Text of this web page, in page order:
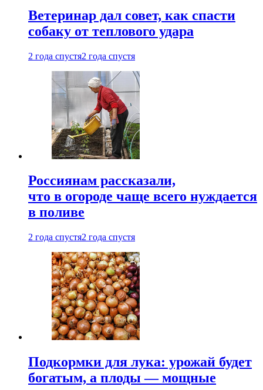
Ветеринар дал совет, как спасти
собаку от теплового удара
2 года спустя2 года спустя
Россиянам рассказали,
что в огороде чаще всего нуждается
в поливе
2 года спустя2 года спустя
Подкормки для лука: урожай будет
богатым, а плоды — мощные